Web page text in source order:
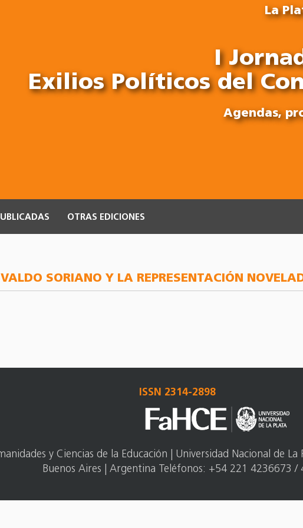
La
I
Exilios Políticos del
Agendas,
OTRAS EDICIONES
SORIANO Y LA REPRESENTACIÓN
ISSN 2314-2898
y Ciencias de la Educación | Universidad Nacional de
Buenos Aires | Argentina Teléfonos: +54 221 4236673 /